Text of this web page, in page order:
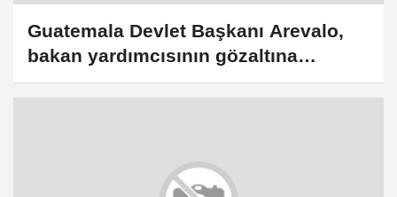
Guatemala Devlet Başkanı Arevalo,
bakan yardımcısının gözaltına
alınmasına tepki gösterdi